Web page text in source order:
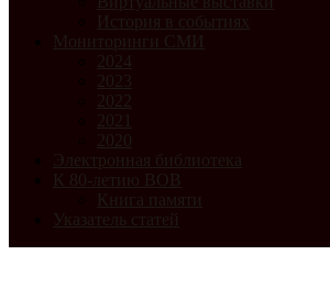
История в событиях
Мониторинги СМИ
2024
2023
2022
2021
2020
Электронная библиотека
К 80-летию ВОВ
Книга памяти
Указатель статей